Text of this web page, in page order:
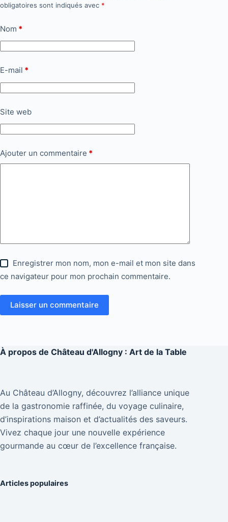
obligatoires sont indiqués avec *
Nom *
E-mail *
Site web
Ajouter un commentaire *
Enregistrer mon nom, mon e-mail et mon site dans
ce navigateur pour mon prochain commentaire.
Laisser un commentaire
À propos de Château d'Allogny : Art de la Table
Au Château d’Allogny, découvrez l’alliance unique
de la gastronomie raffinée, du voyage culinaire,
d’inspirations maison et d’actualités des saveurs.
Vivez chaque jour une nouvelle expérience
gourmande au cœur de l’excellence française.
Articles populaires